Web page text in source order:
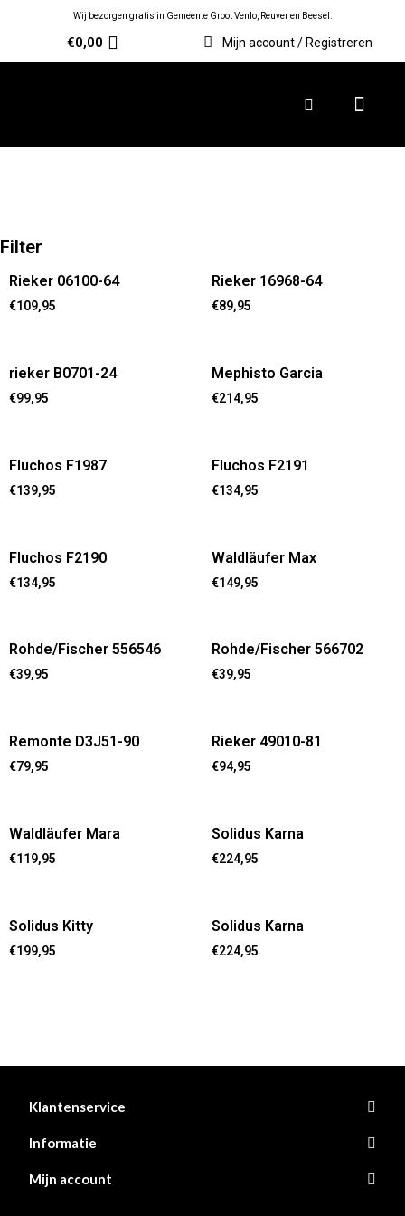
Wij bezorgen gratis in Gemeente Groot Venlo, Reuver en Beesel.
€0,00 Mijn account / Registreren
Filter
Rieker 06100-64
€109,95
Rieker 16968-64
€89,95
rieker B0701-24
€99,95
Mephisto Garcia
€214,95
Fluchos F1987
€139,95
Fluchos F2191
€134,95
Fluchos F2190
€134,95
Waldläufer Max
€149,95
Rohde/Fischer 556546
€39,95
Rohde/Fischer 566702
€39,95
Remonte D3J51-90
€79,95
Rieker 49010-81
€94,95
Waldläufer Mara
€119,95
Solidus Karna
€224,95
Solidus Kitty
€199,95
Solidus Karna
€224,95
Klantenservice
Informatie
Mijn account